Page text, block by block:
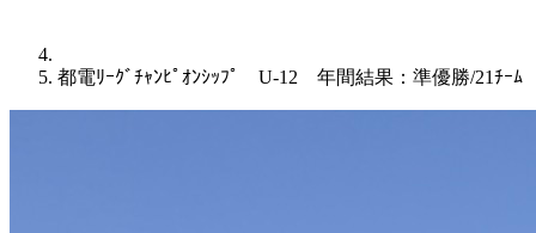
都電ﾘｰｸﾞﾁｬﾝﾋﾟｵﾝｼｯﾌﾟ U-12 年間結果：準優勝/21ﾁｰﾑ